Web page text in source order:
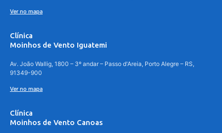
Ver no mapa
Clínica
Moinhos de Vento Iguatemi
Av. João Wallig, 1800 – 3º andar – Passo d'Areia, Porto Alegre – RS,
91349-900
Ver no mapa
Clínica
Moinhos de Vento Canoas